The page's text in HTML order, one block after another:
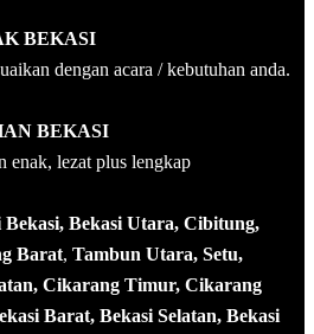
BEKASI
dengan acara / kebutuhan anda.
BEKASI
enak, lezat plus lengkap
Bekasi Utara, Cibitung,
Barat, Tambun Utara, Setu,
Cikarang Timur, Cikarang
Barat, Bekasi Selatan, Bekasi